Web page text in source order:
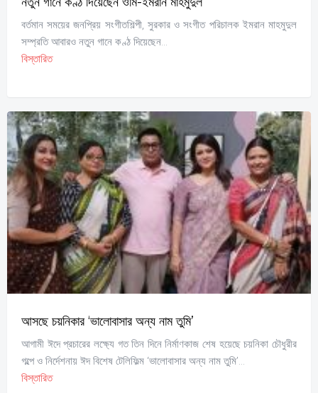
বর্তমান সময়ের জনপ্রিয় সংগীতশিল্পী, সুরকার ও সংগীত পরিচালক ইমরান মাহমুদুল
সম্প্রতি আবারও নতুন গানে কণ্ঠ দিয়েছেন...
বিস্তারিত
আসছে চয়নিকার ‘ভালোবাসার অন্য নাম তুমি’
আগামী ঈদে প্রচারের লক্ষ্যে গত তিন দিনে নির্মাণকাজ শেষ হয়েছে চয়নিকা চৌধুরীর
গল্পে ও নির্দেশনায় ঈদ বিশেষ টেলিফিল্ম ‘ভালোবাসার অন্য নাম তুমি’...
বিস্তারিত